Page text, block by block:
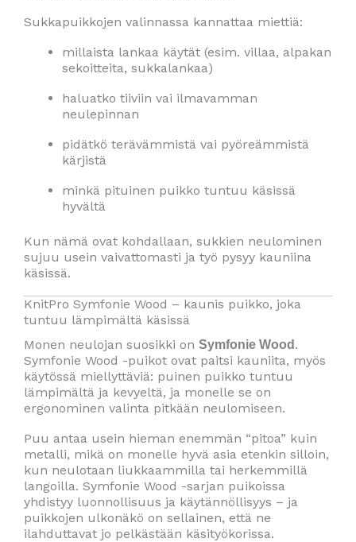
Sukkapuikkojen valinnassa kannattaa miettiä:
millaista lankaa käytät (esim. villaa, alpakan
sekoitteita, sukkalankaa)
haluatko tiiviin vai ilmavamman
neulepinnan
pidätkö terävämmistä vai pyöreämmistä
kärjistä
minkä pituinen puikko tuntuu käsissä
hyvältä
Kun nämä ovat kohdallaan, sukkien neulominen
sujuu usein vaivattomasti ja työ pysyy kauniina
käsissä.
KnitPro Symfonie Wood – kaunis puikko, joka
tuntuu lämpimältä käsissä
Monen neulojan suosikki on Symfonie Wood .
Symfonie Wood -puikot ovat paitsi kauniita, myös
käytössä miellyttäviä: puinen puikko tuntuu
lämpimältä ja kevyeltä, ja monelle se on
ergonominen valinta pitkään neulomiseen.
Puu antaa usein hieman enemmän “pitoa” kuin
metalli, mikä on monelle hyvä asia etenkin silloin,
kun neulotaan liukkaammilla tai herkemmillä
langoilla. Symfonie Wood -sarjan puikoissa
yhdistyy luonnollisuus ja käytännöllisyys – ja
puikkojen ulkonäkö on sellainen, että ne
ilahduttavat jo pelkästään käsityökorissa.